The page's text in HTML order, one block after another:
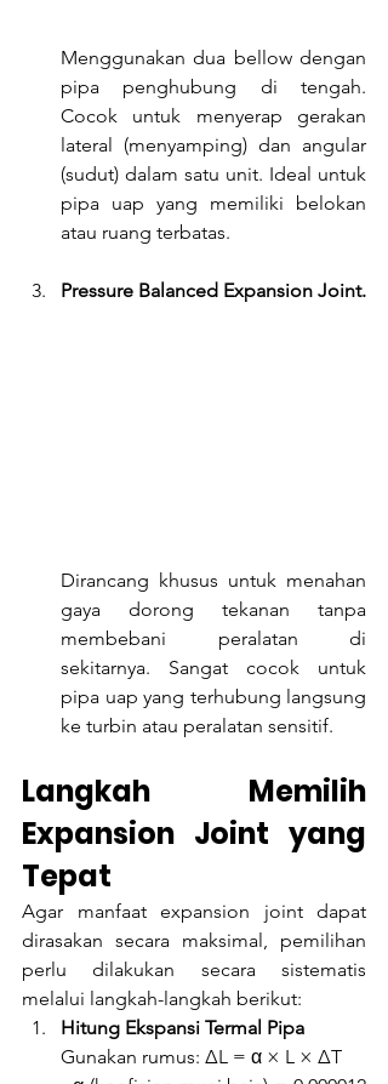
Menggunakan dua bellow dengan
pipa penghubung di tengah.
Cocok untuk menyerap gerakan
lateral (menyamping) dan angular
(sudut) dalam satu unit. Ideal untuk
pipa uap yang memiliki belokan
atau ruang terbatas.
Pressure Balanced Expansion Joint.
Dirancang khusus untuk menahan
gaya dorong tekanan tanpa
membebani peralatan di
sekitarnya. Sangat cocok untuk
pipa uap yang terhubung langsung
ke turbin atau peralatan sensitif.
Langkah Memilih
Expansion Joint yang
Tepat
Agar manfaat expansion joint dapat
dirasakan secara maksimal, pemilihan
perlu dilakukan secara sistematis
melalui langkah-langkah berikut:
Hitung Ekspansi Termal Pipa
Gunakan rumus: ΔL = α × L × ΔT